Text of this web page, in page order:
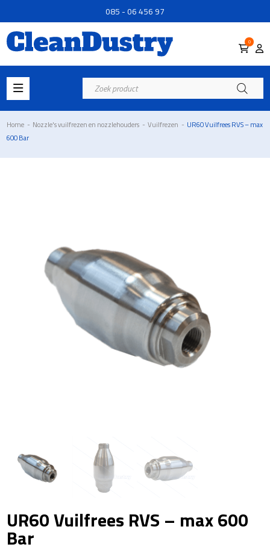
085 - 06 456 97
0
Producten
zoeken
Home - Nozzle's vuilfrezen en nozzlehouders - Vuilfrezen - UR60 Vuilfrees RVS – max
600 Bar
UR60 Vuilfrees RVS – max 600
Bar